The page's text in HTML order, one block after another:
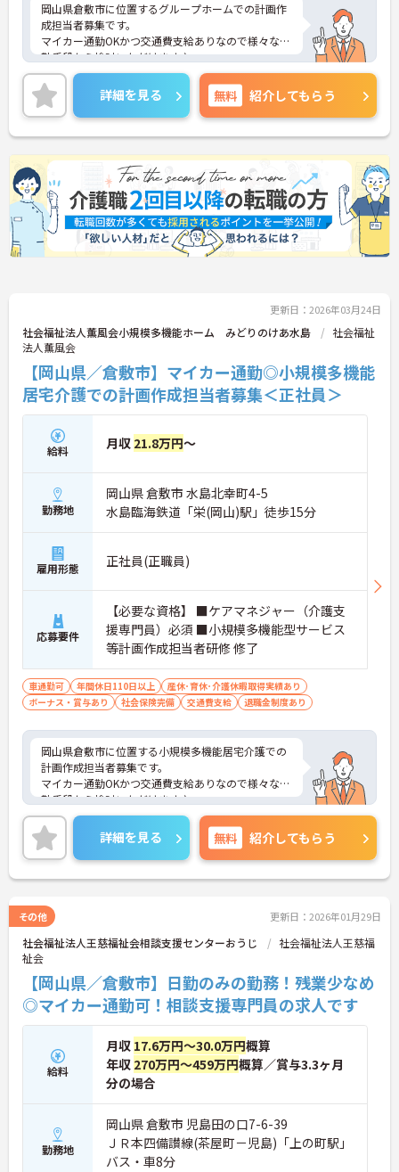
岡山県倉敷市に位置するグループホームでの計画作
成担当者募集です。
マイカー通勤OKかつ交通費支給ありなので様々な通
勤手段から検討いただけます♪
ご興味のある方はご面接のポイントお伝えしますの
でご気軽にお問合せください。
詳細を見る 無料 紹介してもらう
更新日：2026年03月24日
社会福祉法人薫風会小規模多機能ホーム みどりのけあ水島
社会福祉
法人薫風会
【岡山県／倉敷市】マイカー通勤◎小規模多機能
居宅介護での計画作成担当者募集＜正社員＞
給料 月収 21.8万円～
勤務地
岡山県 倉敷市 水島北幸町4-5
水島臨海鉄道「栄(岡山)駅」徒歩15分
雇用形態 正社員(正職員)
応募要件
【必要な資格】 ■ケアマネジャー（介護支
援専門員）必須 ■小規模多機能型サービス
等計画作成担当者研修 修了
車通勤可 年間休日110日以上
産休･育休･介護休暇取得実績あり
ボーナス・賞与あり
社会保険完備 交通費支給 退職金制度あり
岡山県倉敷市に位置する小規模多機能居宅介護での
計画作成担当者募集です。
マイカー通勤OKかつ交通費支給ありなので様々な通
勤手段から検討いただけます♪
ご興味のある方はご面接のポイントお伝えしますの
でご気軽にお問合せください。
詳細を見る 無料 紹介してもらう
その他 更新日：2026年01月29日
社会福祉法人王慈福祉会相談支援センターおうじ
社会福祉法人王慈福
祉会
【岡山県／倉敷市】日勤のみの勤務！残業少なめ
◎マイカー通勤可！相談支援専門員の求人です
給料
月収 17.6万円～30.0万円概算
年収 270万円～459万円概算／賞与3.3ヶ月
分の場合
勤務地
岡山県 倉敷市 児島田の口7-6-39
ＪＲ本四備讃線(茶屋町－児島)「上の町駅」
バス・車8分